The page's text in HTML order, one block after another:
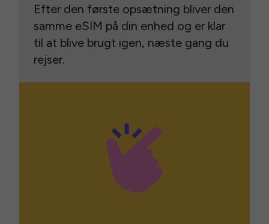
Efter den første opsætning bliver den
samme eSIM på din enhed og er klar
til at blive brugt igen, næste gang du
rejser.